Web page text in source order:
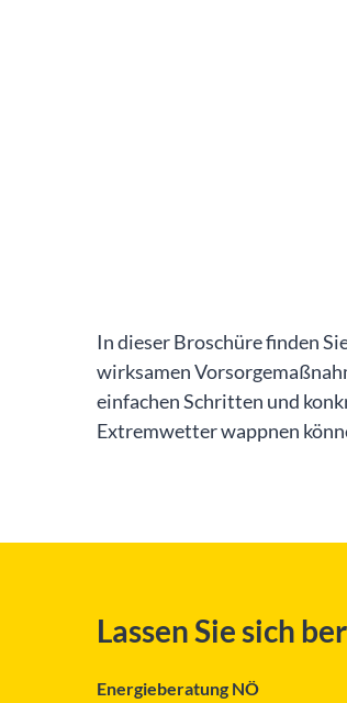
In dieser Broschüre finden
wirksamen
einfachen Schritten und
Extremwetter wappnen
Lassen Sie sich
Energieberatung NÖ